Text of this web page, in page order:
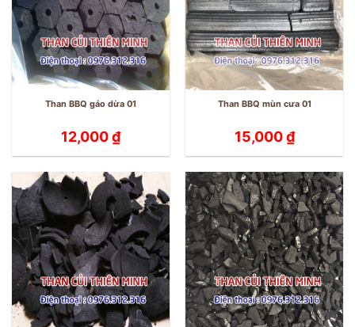
Than BBQ gáo dừa 01
12,000₫
Than BBQ mùn cưa 01
15,000₫